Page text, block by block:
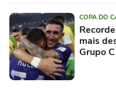
COPA DO
mais
Grupo C